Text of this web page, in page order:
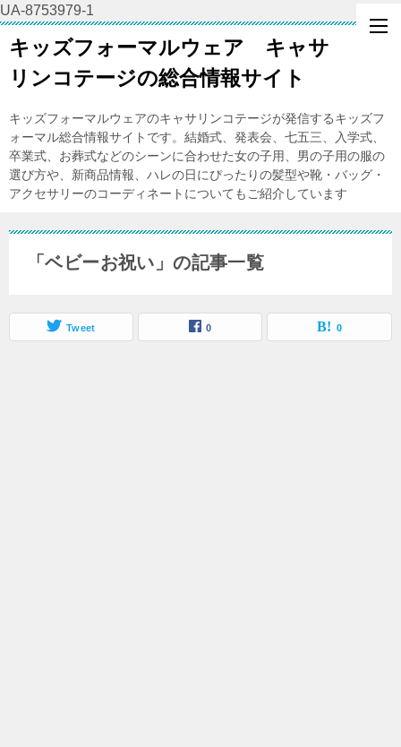
UA-8753979-1
キッズフォーマルウェア キャサ
リンコテージの総合情報サイト
キッズフォーマルウェアのキャサリンコテージが発信するキッズフ
ォーマル総合情報サイトです。結婚式、発表会、七五三、入学式、
卒業式、お葬式などのシーンに合わせた女の子用、男の子用の服の
選び方や、新商品情報、ハレの日にぴったりの髪型や靴・バッグ・
アクセサリーのコーディネートについてもご紹介しています
「ベビーお祝い」の記事一覧
Tweet 0 0